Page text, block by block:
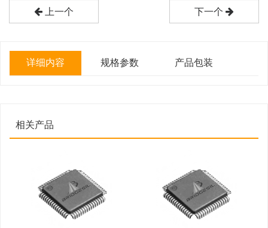
上一个 下一个
详细内容 规格参数 产品包装
相关产品